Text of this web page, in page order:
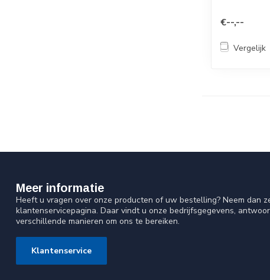
€--,--
Vergelijk
Meer informatie
Heeft u vragen over onze producten of uw bestelling? Neem dan
klantenservicepagina. Daar vindt u onze bedrijfsgegevens,
verschillende manieren om ons te bereiken.
Klantenservice